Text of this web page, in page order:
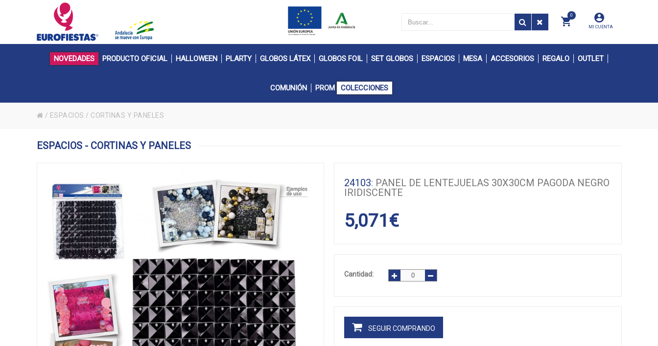
MI CUENTA
0
NOVEDADES PRODUCTO OFICIAL HALLOWEEN PLARTY GLOBOS LÁTEX GLOBOS FOIL SET GLOBOS ESPACIOS MESA ACCESORIOS REGALO OUTLET
COMUNIÓN PROM COLECCIONES
/ ESPACIOS / CORTINAS Y PANELES
ESPACIOS - CORTINAS Y PANELES
24103: PANEL DE LENTEJUELAS 30X30CM PAGODA NEGRO
IRIDISCENTE
5,071€
Cantidad:
SEGUIR COMPRANDO